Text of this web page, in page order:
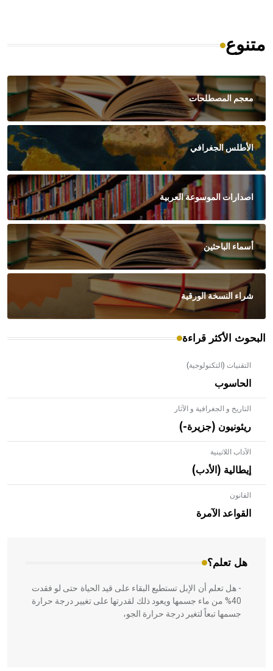
متنوع
معجم المصطلحات
الأطلس الجغرافي
اصدارات الموسوعة العربية
أسماء الباحثين
شراء النسخة الورقية
البحوث الأكثر قراءة
التقنيات (التكنولوجية)
الحاسوب
التاريخ و الجغرافية و الآثار
ريئونيون (جزيرة-)
الآداب اللاتينية
إيطالية (الأدب)
القانون
القواعد الآمرة
هل تعلم؟
- هل تعلم أن الأبلق نوع من الفنون الهندسية التي ارتبطت
بالعمارة الإسلامية في بلاد الشام ومصر خاصة، حيث يحرص
المعمار على بناء مداميكه وخاصة في الواجهات
- هل تعلم أن الإبل تستطيع البقاء على قيد الحياة حتى لو فقدت
40% من ماء جسمها ويعود ذلك لقدرتها على تغيير درجة حرارة
جسمها تبعاً لتغير درجة حرارة الجو،